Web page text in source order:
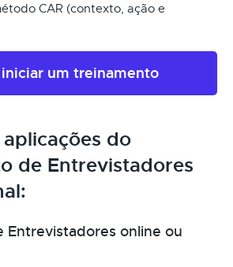
CAR (contexto, ação e
um treinamento
do
de Entrevistadores
Entrevistadores online ou